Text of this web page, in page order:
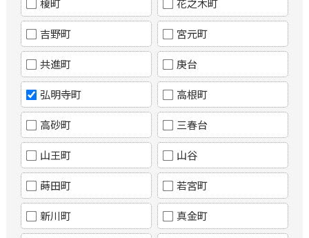
吉野町 宮元町
共進町 庚台
弘明寺町 高根町
高砂町 三春台
山王町 山谷
蒔田町 若宮町
新川町 真金町